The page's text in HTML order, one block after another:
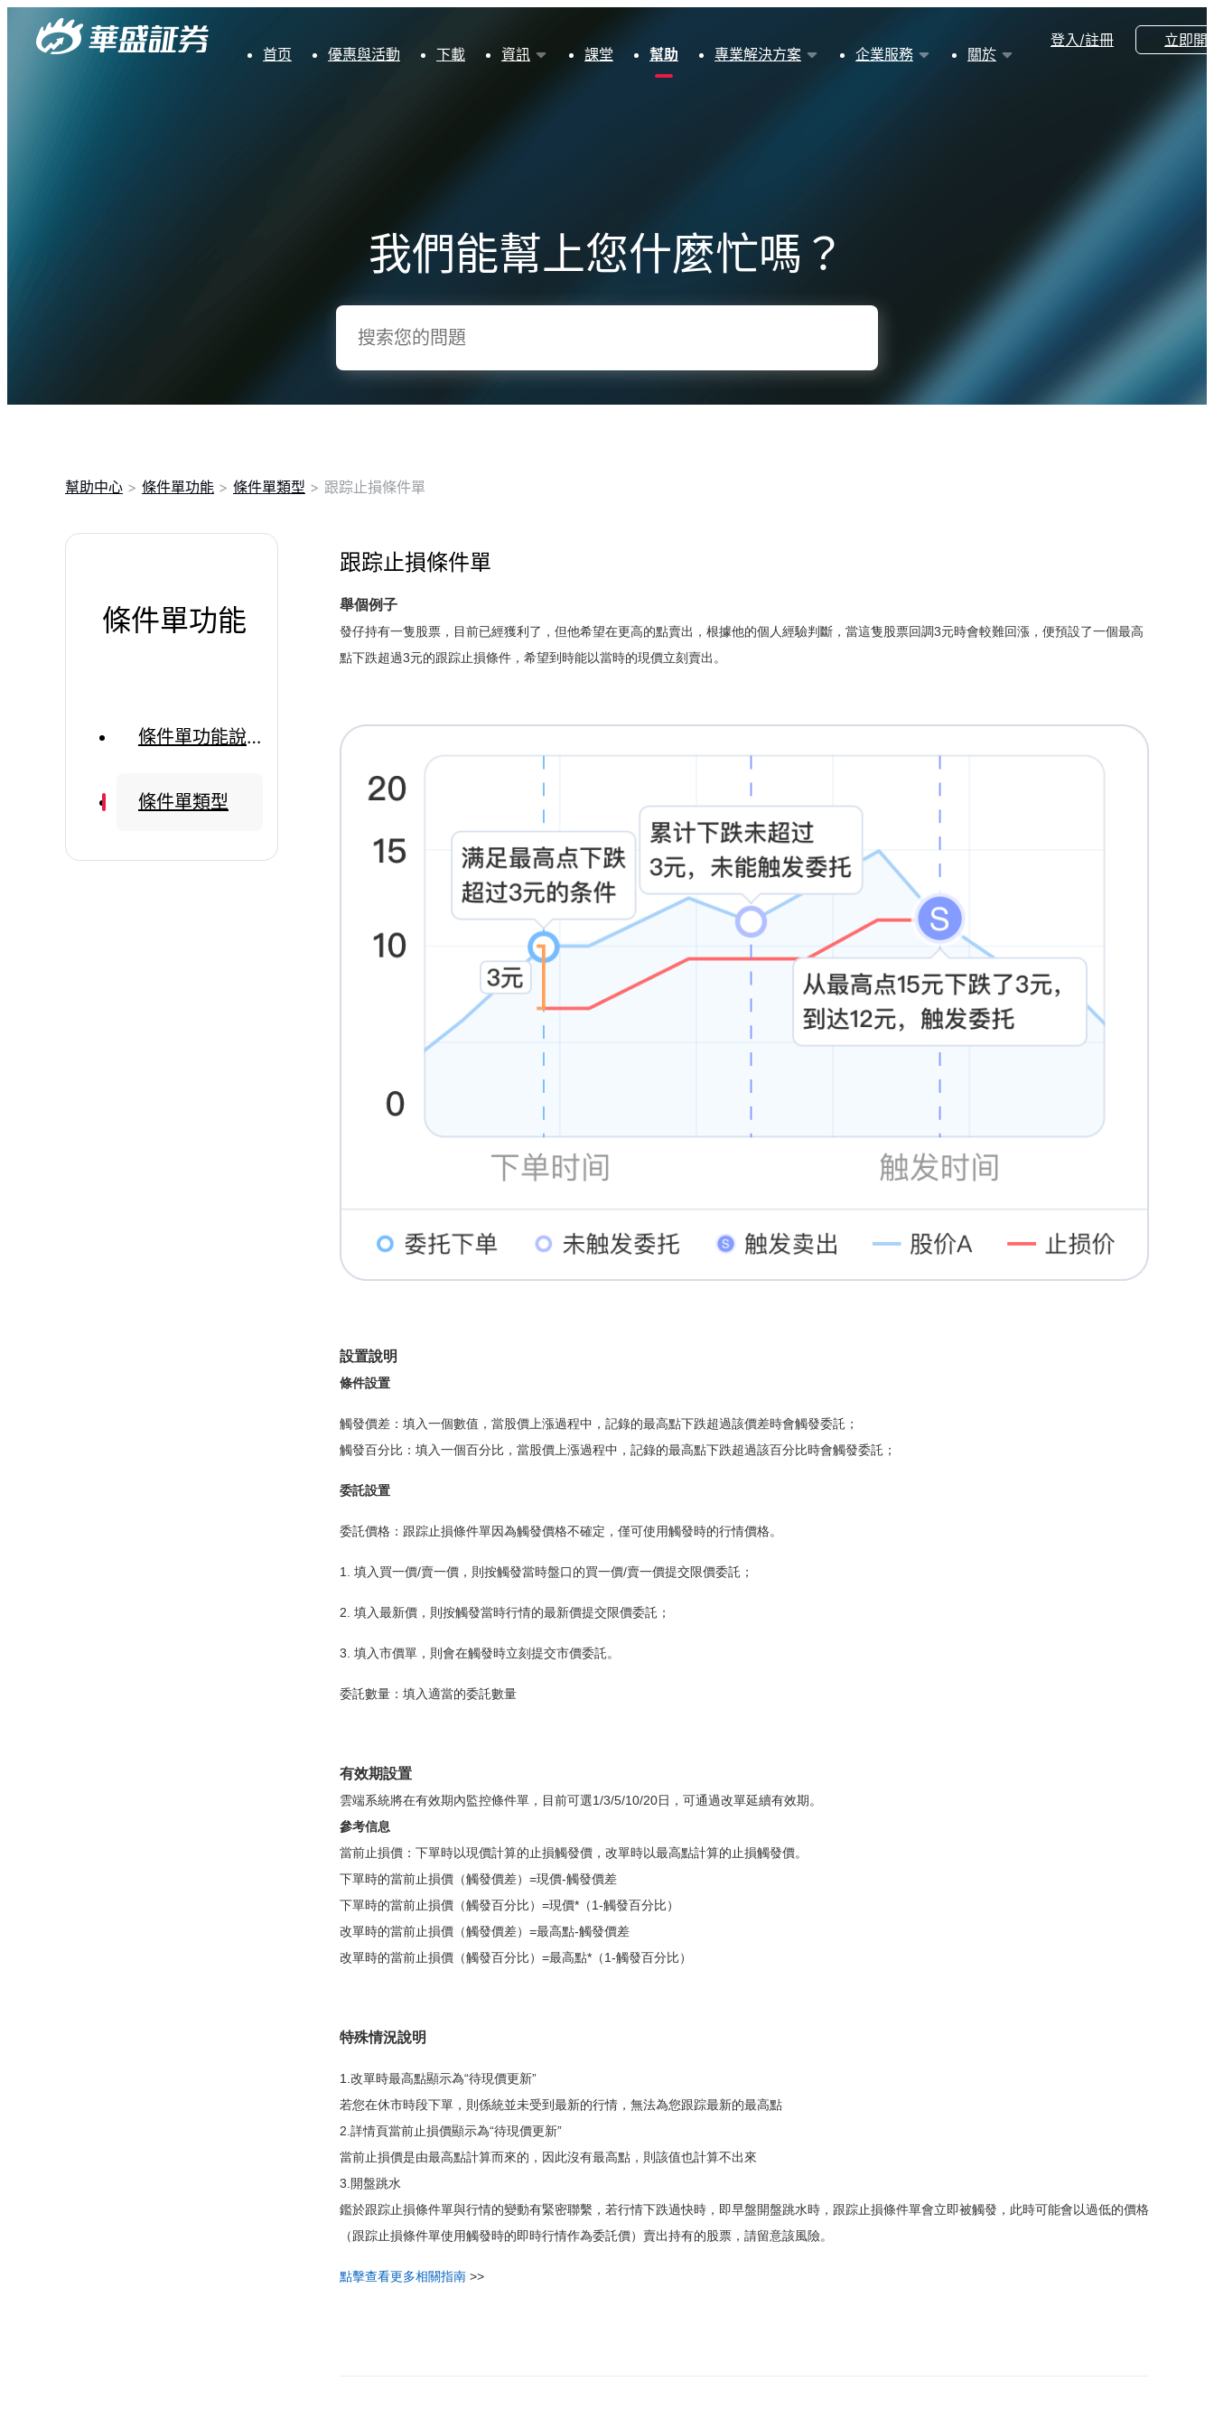
首页 優惠與活動 下載 資訊 課堂 幫助 專業解決方案 企業服務 關於
登入/註冊 立即開
我們能幫上您什麼忙嗎？
幫助中心 > 條件單功能 > 條件單類型 > 跟踪止損條件單
條件單功能
條件單功能說明
條件單類型
跟踪止損條件單
舉個例子
發仔持有一隻股票，目前已經獲利了，但他希望在更高的點賣出，根據他的個人經驗判斷，當這隻股票回調3元時會較難回漲，便預設了一個最高
點下跌超過3元的跟踪止損條件，希望到時能以當時的現價立刻賣出。
設置說明
條件設置
觸發價差：填入一個數值，當股價上漲過程中，記錄的最高點下跌超過該價差時會觸發委託；
觸發百分比：填入一個百分比，當股價上漲過程中，記錄的最高點下跌超過該百分比時會觸發委託；
委託設置
委託價格：跟踪止損條件單因為觸發價格不確定，僅可使用觸發時的行情價格。
1. 填入買一價/賣一價，則按觸發當時盤口的買一價/賣一價提交限價委託；
2. 填入最新價，則按觸發當時行情的最新價提交限價委託；
3. 填入市價單，則會在觸發時立刻提交市價委託。
委託數量：填入適當的委託數量
有效期設置
雲端系統將在有效期內監控條件單，目前可選1/3/5/10/20日，可通過改單延續有效期。
參考信息
當前止損價：下單時以現價計算的止損觸發價，改單時以最高點計算的止損觸發價。
下單時的當前止損價（觸發價差）=現價-觸發價差
下單時的當前止損價（觸發百分比）=現價*（1-觸發百分比）
改單時的當前止損價（觸發價差）=最高點-觸發價差
改單時的當前止損價（觸發百分比）=最高點*（1-觸發百分比）
特殊情況說明
1.改單時最高點顯示為“待現價更新”
若您在休市時段下單，則係統並未受到最新的行情，無法為您跟踪最新的最高點
2.詳情頁當前止損價顯示為“待現價更新”
當前止損價是由最高點計算而來的，因此沒有最高點，則該值也計算不出來
3.開盤跳水
鑑於跟踪止損條件單與行情的變動有緊密聯繫，若行情下跌過快時，即早盤開盤跳水時，跟踪止損條件單會立即被觸發，此時可能會以過低的價格
（跟踪止損條件單使用觸發時的即時行情作為委託價）賣出持有的股票，請留意該風險。
點擊查看更多相關指南 >>